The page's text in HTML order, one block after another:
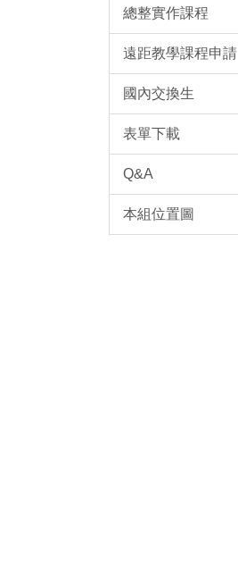
總整實作課程
遠距教學課程申請
國內交換生
表單下載
Q&A
本組位置圖